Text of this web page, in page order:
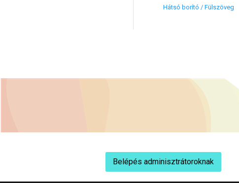
Hátsó borító / Fülszöveg
Belépés adminisztrátoroknak